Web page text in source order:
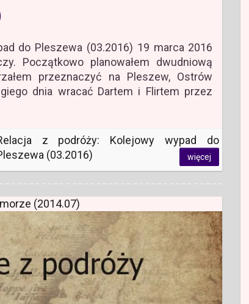
do Pleszewa (03.2016) 19 marca 2016
Początkowo planowałem dwudniową
przeznaczyć na Pleszew, Ostrów
dnia wracać Dartem i Flirtem przez
z podróży: Kolejowy wypad do
(03.2016)
więcej
(2014.07)